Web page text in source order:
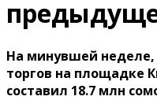
На минувшей неделе,
торгов на площадке
составил 18.7 млн